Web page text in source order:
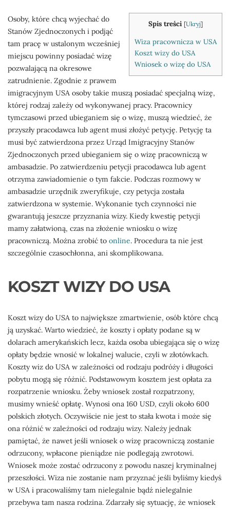
Spis treści [Ukryj]
Wiza pracownicza w USA
Koszt wizy do USA
Wniosek o wizę do USA
Osoby, które chcą wyjechać do
Stanów Zjednoczonych i podjąć
tam pracę w ustalonym wcześniej
miejscu powinny posiadać wizę
pozwalającą na okresowe
zatrudnienie. Zgodnie z prawem
imigracyjnym USA osoby takie muszą posiadać specjalną wizę,
której rodzaj zależy od wykonywanej pracy. Pracownicy
tymczasowi przed ubieganiem się o wizę, muszą wiedzieć, że
przyszły pracodawca lub agent musi złożyć petycję. Petycję ta
musi być zatwierdzona przez Urząd Imigracyjny Stanów
Zjednoczonych przed ubieganiem się o wizę pracowniczą w
ambasadzie. Po zatwierdzeniu petycji pracodawca lub agent
otrzyma zawiadomienie o tym fakcie. Podczas rozmowy w
ambasadzie urzędnik zweryfikuje, czy petycja została
zatwierdzona w systemie. Wykonanie tych czynności nie
gwarantują jeszcze przyznania wizy. Kiedy kwestię petycji
mamy załatwioną, czas na złożenie wniosku o wizę
pracowniczą. Można zrobić to online. Procedura ta nie jest
szczególnie czasochłonna, ani skomplikowana.
KOSZT WIZY DO USA
Koszt wizy do USA to największe zmartwienie, osób które chcą
ją uzyskać. Warto wiedzieć, że koszty i opłaty podane są w
dolarach amerykańskich lecz, każda osoba ubiegająca się o wizę
opłaty będzie wnosić w lokalnej walucie, czyli w złotówkach.
Koszty wiz do USA w zależności od rodzaju podróży i długości
pobytu mogą się różnić. Podstawowym kosztem jest opłata za
rozpatrzenie wniosku. Żeby wniosek został rozpatrzony,
musimy wnieść opłatę. Wynosi ona 160 USD, czyli około 600
polskich złotych. Oczywiście nie jest to stała kwota i może się
ona różnić w zależności od rodzaju wizy. Należy jednak
pamiętać, że nawet jeśli wniosek o wizę pracowniczą zostanie
odrzucony, wpłacone pieniądze nie podlegają zwrotowi.
Wniosek może zostać odrzucony z powodu naszej kryminalnej
przeszłości. Wiza nie zostanie nam przyznać jeśli byliśmy kiedyś
w USA i pracowaliśmy tam nielegalnie bądź nielegalnie
przebywa tam nasza rodzina. Zdarzały się sytuację, że wniosek